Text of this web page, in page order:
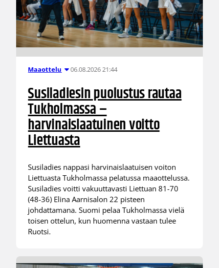
Maaottelu 06.08.2026 21:44
Susiladiesin puolustus rautaa
Tukholmassa –
harvinaislaatuinen voitto
Liettuasta
Susiladies nappasi harvinaislaatuisen voiton
Liettuasta Tukholmassa pelatussa maaottelussa.
Susiladies voitti vakuuttavasti Liettuan 81-70
(48-36) Elina Aarnisalon 22 pisteen
johdattamana. Suomi pelaa Tukholmassa vielä
toisen ottelun, kun huomenna vastaan tulee
Ruotsi.